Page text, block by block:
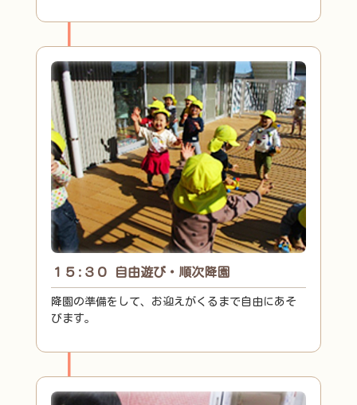
１５:３０ 自由遊び・順次降園
降園の準備をして、お迎えがくるまで自由にあそ
びます。